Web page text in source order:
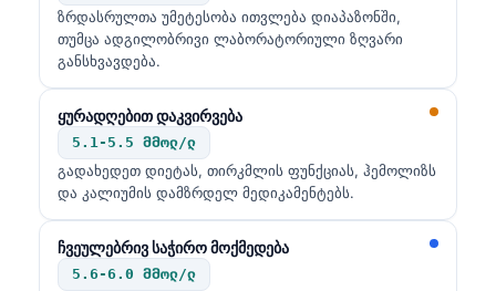
ზრდასრულთა უმეტესობა ითვლება დიაპაზონში,
თუმცა ადგილობრივი ლაბორატორიული ზღვარი
განსხვავდება.
ყურადღებით დაკვირვება
5.1-5.5 მმოლ/ლ
გადახედეთ დიეტას, თირკმლის ფუნქციას, ჰემოლიზს
და კალიუმის დამზრდელ მედიკამენტებს.
ჩვეულებრივ საჭირო მოქმედება
5.6-6.0 მმოლ/ლ